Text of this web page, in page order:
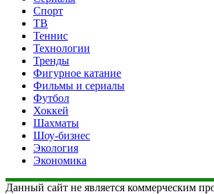
Спорт
ТВ
Теннис
Технологии
Тренды
Фигурное катание
Фильмы и сериалы
Футбол
Хоккей
Шахматы
Шоу-бизнес
Экология
Экономика
Данный сайт не является коммерческим